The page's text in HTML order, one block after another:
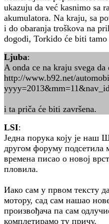
ukazuju da već kasnimo sa
akumulatora. Na kraju, sa
i do obaranja troškova na
dogodi, Torkido će biti tamo
Ljuba:
A onda ce na kraju svega da
http://www.b92.net/
i ta priča će biti završena.
LSI:
Једна порука коју је наш
другом форуму подсетила
времена писао о новој
пловила.
Иако сам у првом тексту
мотору, сад сам нашао
произвођача па сам
комплетирамо ту причу.